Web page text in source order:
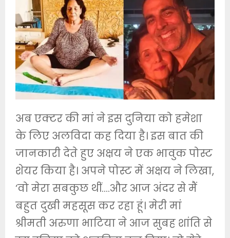
अब एक्टर की मां ने इस दुनिया को हमेशा
के लिए अलविदा कह दिया है। इस बात की
जानकारी देते हुए अक्षय ने एक भावुक पोस्ट
शेयर किया है। अपने पोस्ट में अक्षय ने लिखा,
‘वो मेरा सबकुछ थीं….और आज अंदर से मैं
बहुत दुखी महसूस कर रहा हूं। मेरी मां
श्रीमती अरुणा भाटिया ने आज सुबह शांति से